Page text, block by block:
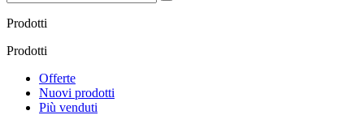
Prodotti
Prodotti
Offerte
Nuovi prodotti
Più venduti